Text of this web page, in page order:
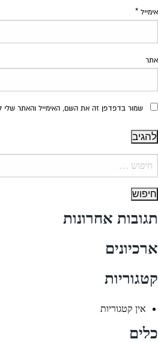
אימייל *
אתר
שמור בדפדפן זה את השם, האימייל והאתר
תגובות אחרונות
ארכיונים
קטגוריות
אין קטגוריות
כלים